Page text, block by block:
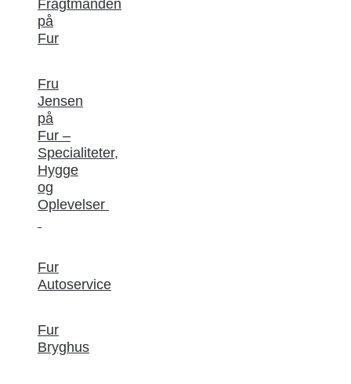
Fragtmanden
på
Fur
Fru
Jensen
på
Fur –
Specialiteter,
Hygge
og
Oplevelser
Fur
Autoservice
Fur
Bryghus